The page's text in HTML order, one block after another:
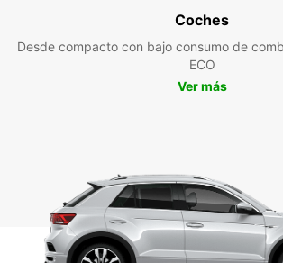
Coches
Desde compacto con bajo consumo de
ECO
Ver más